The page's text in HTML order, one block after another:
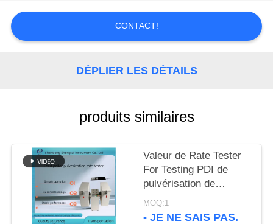
CITATION
PLAN
POLICY
CONTACT!
DÉPLIER LES DÉTAILS
produits similaires
Valeur de Rate Tester
For Testing PDI de
pulvérisation de
particules du granule
ST136 d'alimentation
MOQ:1
- JE NE SAIS PAS.